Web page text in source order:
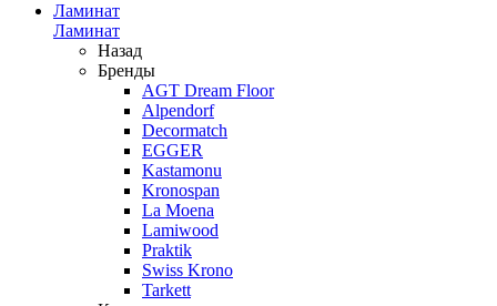
Ламинат
Ламинат
Назад
Бренды
AGT Dream Floor
Alpendorf
Decormatch
EGGER
Kastamonu
Kronospan
La Moena
Lamiwood
Praktik
Swiss Krono
Tarkett